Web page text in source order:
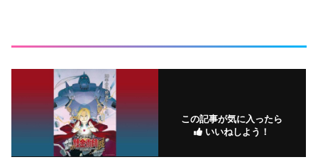
この記事が気に入ったら
いいねしよう！